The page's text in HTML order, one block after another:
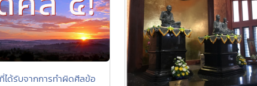
ได้รับจากการทำผิดศีลข้อ